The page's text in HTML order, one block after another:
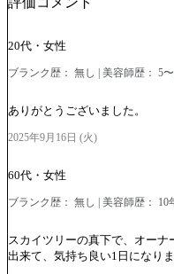
20代・女性
ブランク歴： 無し | 美容師歴： 5
ありがとうございました。
2025年9月16日 (火)
60代・女性
ブランク歴： 無し | 美容師歴： 10
スカイツリーの真下で、オー
出来て、気持ち良い1日になりま